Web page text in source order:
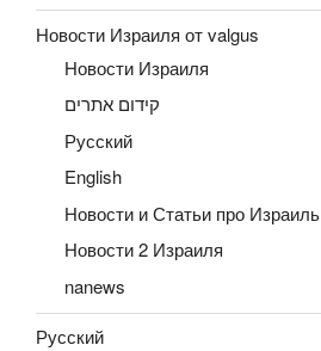
Новости Израиля от valgus
Новости Израиля
קידום אתרים
Русский
English
Новости и Статьи про Израиль
Новости 2 Израиля
nanews
Русский